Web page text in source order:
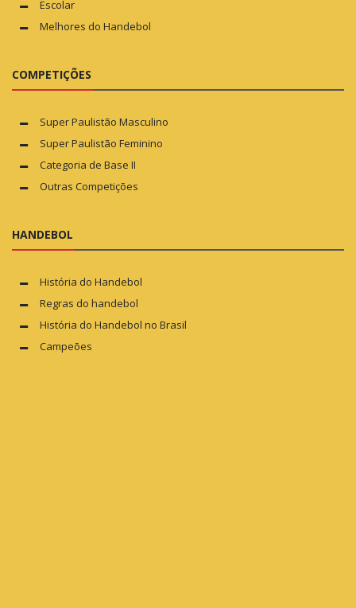
Escolar
Melhores do Handebol
COMPETIÇÕES
Super Paulistão Masculino
Super Paulistão Feminino
Categoria de Base II
Outras Competições
HANDEBOL
História do Handebol
Regras do handebol
História do Handebol no Brasil
Campeões